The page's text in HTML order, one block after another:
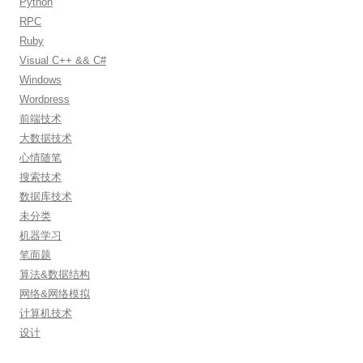
RPC
Ruby
Visual C++ && C#
Windows
Wordpress
前端技术
大数据技术
心情随笔
搜索技术
数据库技术
未分类
机器学习
笔面题
算法&数据结构
网络&网络模拟
计算机技术
设计